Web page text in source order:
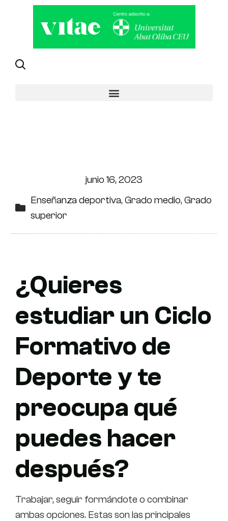
junio 16, 2023
Enseñanza deportiva,Grado medio,Grado
superior
¿Quieres
estudiar un Ciclo
Formativo de
Deporte y te
preocupa qué
puedes hacer
después?
Trabajar, seguir formándote o combinar
ambas opciones. Estas son las principales